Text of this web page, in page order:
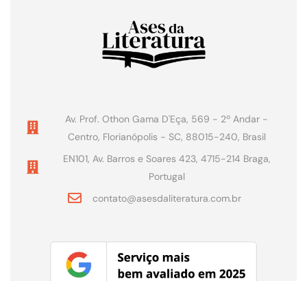
Av. Prof. Othon Gama D'Eça, 569 - 2º Andar -
Centro, Florianópolis - SC, 88015-240, Brasil
EN101, Av. Barros e Soares 423, 4715-214 Braga,
Portugal
contato@asesdaliteratura.com.br